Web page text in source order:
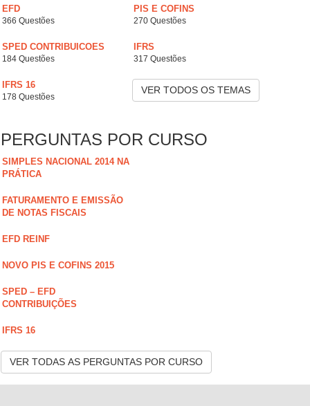
EFD
366 Questões
PIS E COFINS
270 Questões
SPED CONTRIBUICOES
184 Questões
IFRS
317 Questões
IFRS 16
178 Questões
VER TODOS OS TEMAS
PERGUNTAS POR CURSO
SIMPLES NACIONAL 2014 NA
PRÁTICA
FATURAMENTO E EMISSÃO
DE NOTAS FISCAIS
EFD REINF
NOVO PIS E COFINS 2015
SPED – EFD
CONTRIBUIÇÕES
IFRS 16
VER TODAS AS PERGUNTAS POR CURSO